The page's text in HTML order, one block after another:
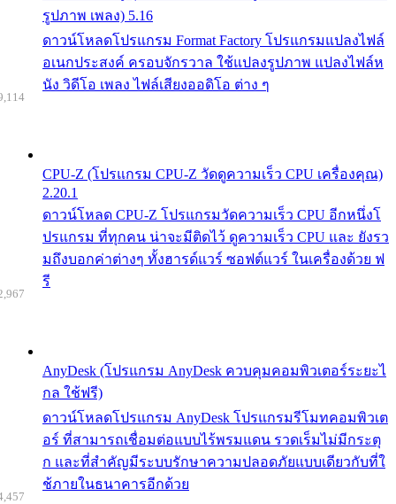
รูปภาพ เพลง) 5.16
ดาวน์โหลดโปรแกรม Format Factory โปรแกรมแปลงไฟล์
อเนกประสงค์ ครอบจักรวาล ใช้แปลงรูปภาพ แปลงไฟล์ห
นัง วิดีโอ เพลง ไฟล์เสียงออดิโอ ต่าง ๆ
CPU-Z (โปรแกรม CPU-Z วัดดูความเร็ว CPU เครื่องคุณ)
2.20.1
ดาวน์โหลด CPU-Z โปรแกรมวัดความเร็ว CPU อีกหนึ่งโ
ปรแกรม ที่ทุกคน น่าจะมีติดไว้ ดูความเร็ว CPU และ ยังรว
มถึงบอกค่าต่างๆ ทั้งฮารด์แวร์ ซอฟต์แวร์ ในเครื่องด้วย ฟ
รี
AnyDesk (โปรแกรม AnyDesk ควบคุมคอมพิวเตอร์ระยะไ
กล ใช้ฟรี)
ดาวน์โหลดโปรแกรม AnyDesk โปรแกรมรีโมทคอมพิวเต
อร์ ที่สามารถเชื่อมต่อแบบไร้พรมแดน รวดเร็มไม่มีกระตุ
ก และที่สำคัญมีระบบรักษาความปลอดภัยแบบเดียวกับที่ใ
ช้ภายในธนาคารอีกด้วย